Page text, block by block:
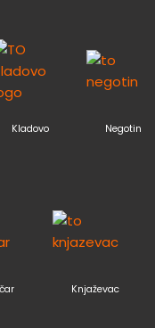
Kladovo Negotin
Knjaževac